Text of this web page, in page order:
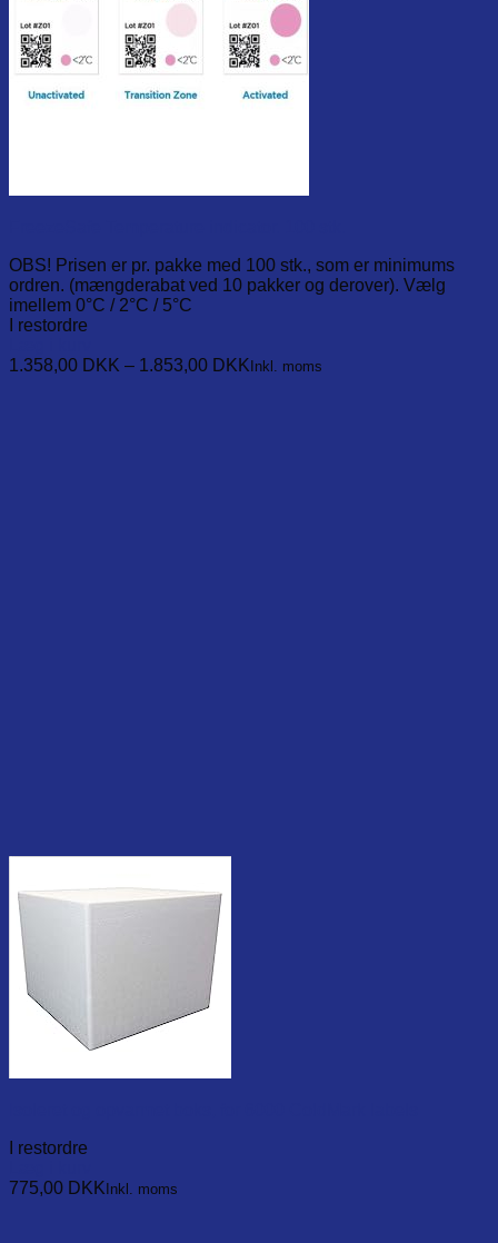
OBS! Prisen er pr. pakke med 100 stk., som er minimums
ordren. (mængderabat ved 10 pakker og derover). Vælg
imellem 0°C / 2°C / 5°C
I restordre
This
1.358,00 DKK – 1.853,00 DKK Inkl. moms
I restordre
775,00 DKK Inkl. moms